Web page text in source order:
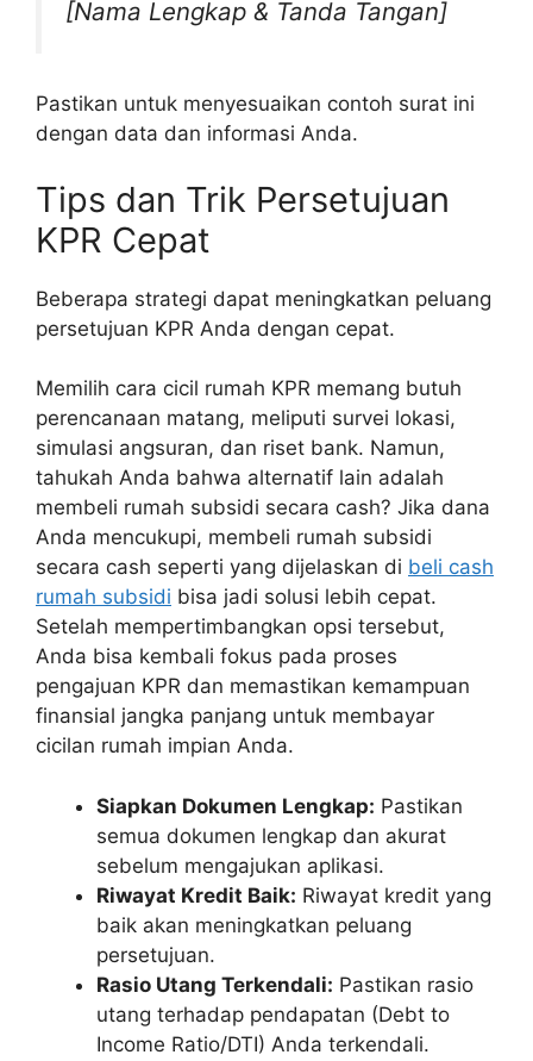
[Nama Lengkap & Tanda Tangan]
Pastikan untuk menyesuaikan contoh surat ini
dengan data dan informasi Anda.
Tips dan Trik Persetujuan
KPR Cepat
Beberapa strategi dapat meningkatkan peluang
persetujuan KPR Anda dengan cepat.
Memilih cara cicil rumah KPR memang butuh
perencanaan matang, meliputi survei lokasi,
simulasi angsuran, dan riset bank. Namun,
tahukah Anda bahwa alternatif lain adalah
membeli rumah subsidi secara cash? Jika dana
Anda mencukupi, membeli rumah subsidi
secara cash seperti yang dijelaskan di beli cash
rumah subsidi bisa jadi solusi lebih cepat.
Setelah mempertimbangkan opsi tersebut,
Anda bisa kembali fokus pada proses
pengajuan KPR dan memastikan kemampuan
finansial jangka panjang untuk membayar
cicilan rumah impian Anda.
Siapkan Dokumen Lengkap: Pastikan
semua dokumen lengkap dan akurat
sebelum mengajukan aplikasi.
Riwayat Kredit Baik: Riwayat kredit yang
baik akan meningkatkan peluang
persetujuan.
Rasio Utang Terkendali: Pastikan rasio
utang terhadap pendapatan (Debt to
Income Ratio/DTI) Anda terkendali.